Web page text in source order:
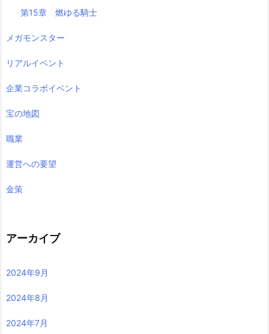
第15章 燃ゆる騎士
メガモンスター
リアルイベント
企業コラボイベント
宝の地図
職業
運営への要望
金策
アーカイブ
2024年9月
2024年8月
2024年7月